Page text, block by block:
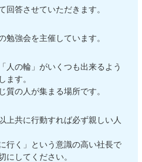
回答させていただきます。
勉強会を主催しています。
人の輪」がいくつも出来るよう
ます。
質の人が集まる場所です。
上共に行動すれば必ず親しい人
行く」という意識の高い社長で
にしてください。